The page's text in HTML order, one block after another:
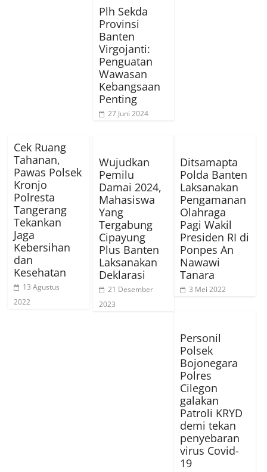
Plh Sekda
Provinsi
Banten
Virgojanti:
Penguatan
Wawasan
Kebangsaan
Penting
27 Juni 2024
Cek Ruang
Tahanan,
Pawas Polsek
Kronjo
Polresta
Tangerang
Tekankan
Jaga
Kebersihan
dan
Kesehatan
13 Agustus
2022
Wujudkan
Pemilu
Damai 2024,
Mahasiswa
Yang
Tergabung
Cipayung
Plus Banten
Laksanakan
Deklarasi
21 Desember
2023
Ditsamapta
Polda Banten
Laksanakan
Pengamanan
Olahraga
Pagi Wakil
Presiden RI di
Ponpes An
Nawawi
Tanara
3 Mei 2022
Personil
Polsek
Bojonegara
Polres
Cilegon
galakan
Patroli KRYD
demi tekan
penyebaran
virus Covid-
19